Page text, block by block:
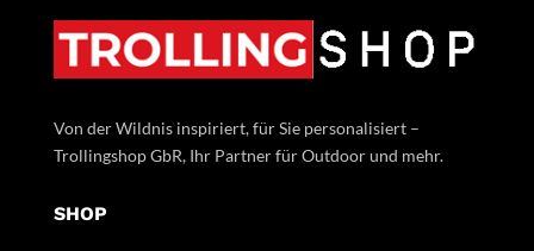
Von der Wildnis inspiriert, für Sie personalisiert –
Trollingshop GbR, Ihr Partner für Outdoor und mehr.
SHOP